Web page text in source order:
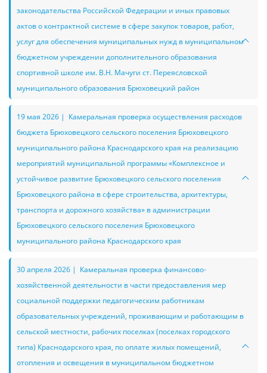
законодательства Российской Федерации и иных правовых
актов о контрактной системе в сфере закупок товаров, работ,
услуг для обеспечения муниципальных нужд в муниципальном
бюджетном учреждении дополнительного образования
спортивной школе им. В.Н. Мачуги ст. Переясловской
муниципального образования Брюховецкий район
19 мая 2026 | Камеральная проверка осуществления расходов
бюджета Брюховецкого сельского поселения Брюховецкого
муниципального района Краснодарского края на реализацию
мероприятий муниципальной программы «Комплексное и
устойчивое развитие Брюховецкого сельского поселения
Брюховецкого района в сфере строительства, архитектуры,
транспорта и дорожного хозяйства» в администрации
Брюховецкого сельского поселения Брюховецкого
муниципального района Краснодарского края
30 апреля 2026 | Камеральная проверка финансово-
хозяйственной деятельности в части предоставления мер
социальной поддержки педагогическим работникам
образовательных учреждений, проживающим и работающим в
сельской местности, рабочих поселках (поселках городского
типа) Краснодарского края, по оплате жилых помещений,
отопления и освещения в муниципальном бюджетном